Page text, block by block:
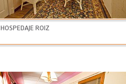
HOSPEDAJE ROIZ